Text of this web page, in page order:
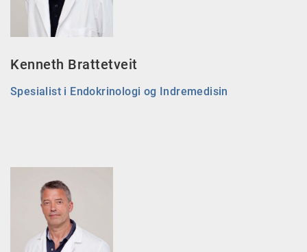
Kenneth Brattetveit
Spesialist i Endokrinologi og Indremedisin